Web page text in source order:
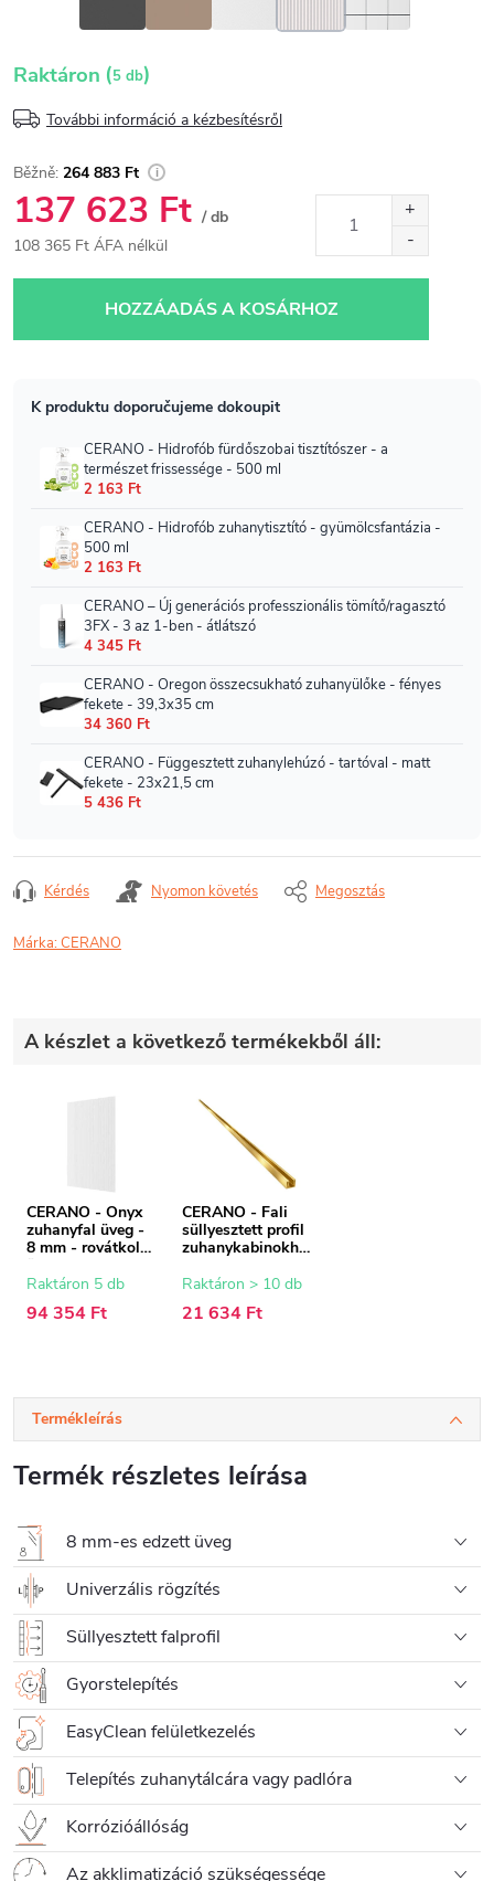
Raktáron (5 db)
További információ a kézbesítésről
264 883 Ft
137 623 Ft / db
108 365 Ft ÁFA nélkül
HOZZÁADÁS A KOSÁRHOZ
Kérdés Nyomon követés Megosztás
Márka:CERANO
A készlet a következő termékekből áll:
CERANO - Onyx
zuhanyfal üveg -
8 mm - rovátkolt
cm
Raktáron 5 db
94 354 Ft
CERANO - Fali
süllyesztett profil
zuhanykabinokho
200 cm
Raktáron > 10 db
21 634 Ft
Termékleírás
Termék részletes leírása
8 mm-es edzett üveg
Univerzális rögzítés
Süllyesztett falprofil
Gyorstelepítés
EasyClean felületkezelés
Telepítés zuhanytálcára vagy padlóra
Korrózióállóság
Az akklimatizáció szükségessége